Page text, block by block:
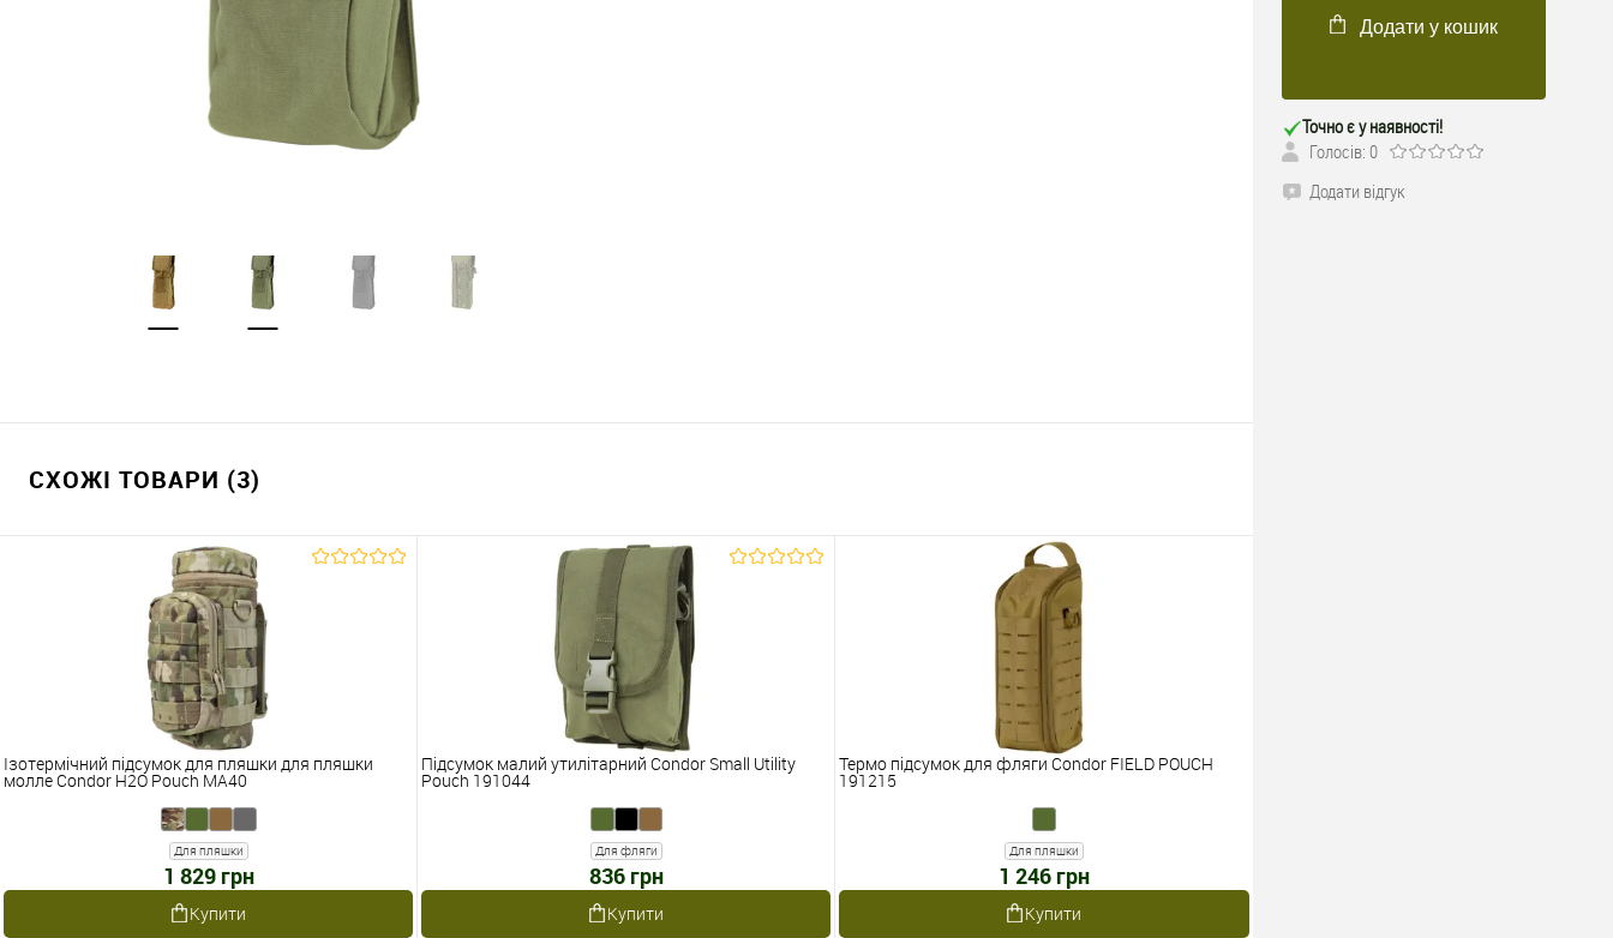
СХОЖІ ТОВАРИ (3)
Ізотермічний підсумок для пляшки для пляшки
молле Condor H2O Pouch MA40
Для пляшки
1 829 грн
Купити
Підсумок малий утилітарний Condor Small Utility
Pouch 191044
Для фляги
836 грн
Купити
Термо підсумок для фляги Condor FIELD POUCH
191215
Для пляшки
1 246 грн
Купити
Додати у кошик
Точно є у наявності!
Голосів: 0
Додати відгук